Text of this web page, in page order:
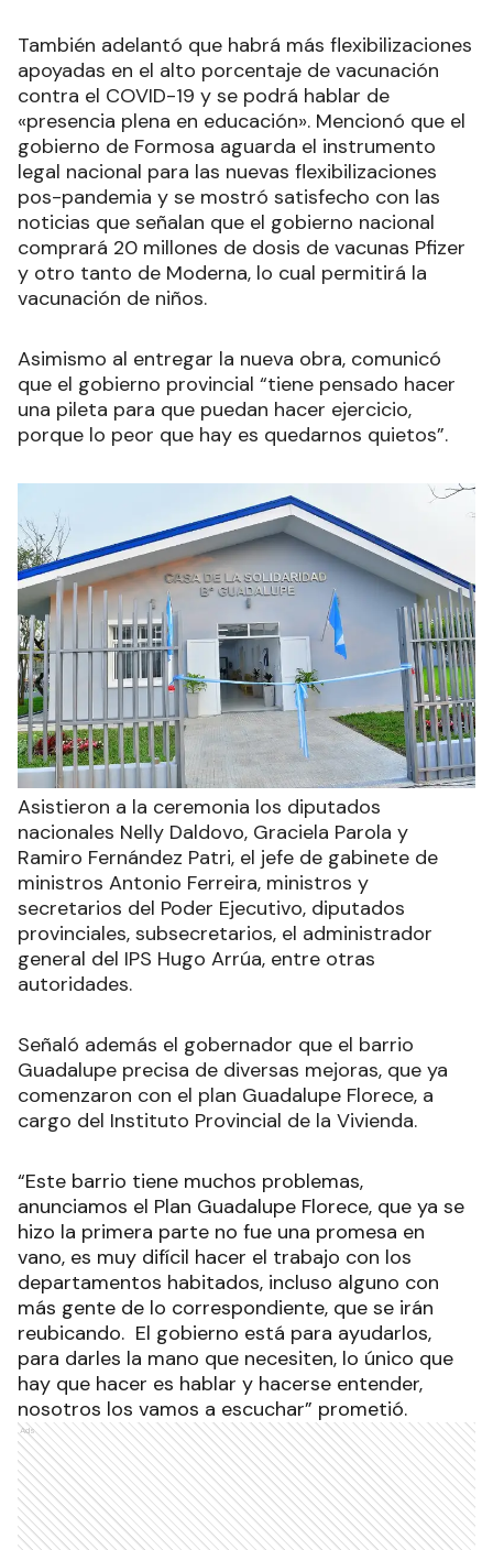
También adelantó que habrá más flexibilizaciones
apoyadas en el alto porcentaje de vacunación
contra el COVID-19 y se podrá hablar de
«presencia plena en educación». Mencionó que el
gobierno de Formosa aguarda el instrumento
legal nacional para las nuevas flexibilizaciones
pos-pandemia y se mostró satisfecho con las
noticias que señalan que el gobierno nacional
comprará 20 millones de dosis de vacunas Pfizer
y otro tanto de Moderna, lo cual permitirá la
vacunación de niños.
Asimismo al entregar la nueva obra, comunicó
que el gobierno provincial “tiene pensado hacer
una pileta para que puedan hacer ejercicio,
porque lo peor que hay es quedarnos quietos”.
Asistieron a la ceremonia los diputados
nacionales Nelly Daldovo, Graciela Parola y
Ramiro Fernández Patri, el jefe de gabinete de
ministros Antonio Ferreira, ministros y
secretarios del Poder Ejecutivo, diputados
provinciales, subsecretarios, el administrador
general del IPS Hugo Arrúa, entre otras
autoridades.
Señaló además el gobernador que el barrio
Guadalupe precisa de diversas mejoras, que ya
comenzaron con el plan Guadalupe Florece, a
cargo del Instituto Provincial de la Vivienda.
“Este barrio tiene muchos problemas,
anunciamos el Plan Guadalupe Florece, que ya se
hizo la primera parte no fue una promesa en
vano, es muy difícil hacer el trabajo con los
departamentos habitados, incluso alguno con
más gente de lo correspondiente, que se irán
reubicando. El gobierno está para ayudarlos,
para darles la mano que necesiten, lo único que
hay que hacer es hablar y hacerse entender,
nosotros los vamos a escuchar” prometió.
Ads